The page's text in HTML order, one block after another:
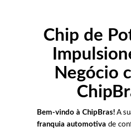
Chip de
Negócio
Bem-vindo à ChipBras! A
franquia automotiva de